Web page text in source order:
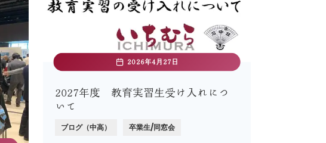
2026年4月27日
2027年度 教育実習生受け入れにつ
いて
ブログ（中高） 卒業生/同窓会